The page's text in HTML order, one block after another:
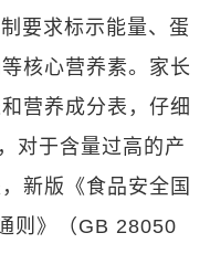
要求标示能量、蛋
核心营养素。家长
营养成分表，仔细
对于含量过高的产
新版《食品安全国
则》（GB 28050